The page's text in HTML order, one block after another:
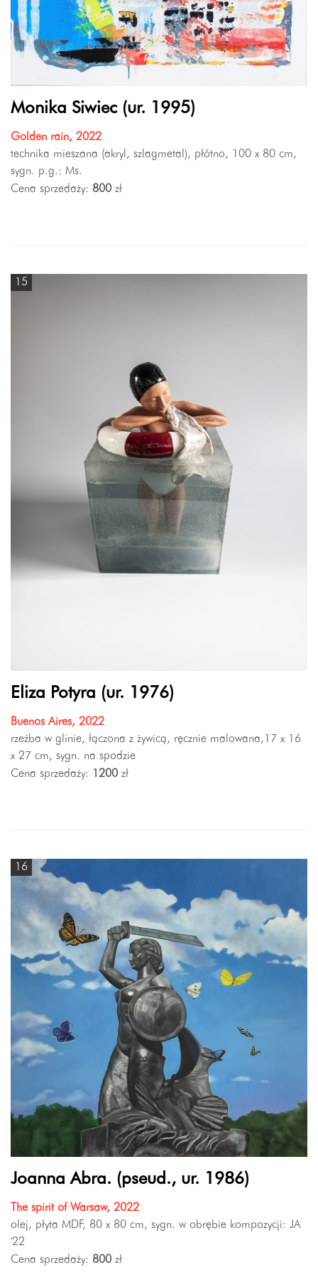
Monika Siwiec (ur. 1995)
Golden rain, 2022
technika mieszana (akryl, szlagmetal), płótno, 100 x 80 cm,
sygn. p.g.: Ms.
Cena sprzedaży: 800 zł
15
Eliza Potyra (ur. 1976)
Buenos Aires, 2022
rzeźba w glinie, łączona z żywicą, ręcznie malowana,17 x 16
x 27 cm, sygn. na spodzie
Cena sprzedaży: 1200 zł
16
Joanna Abra. (pseud., ur. 1986)
The spirit of Warsaw, 2022
olej, płyta MDF, 80 x 80 cm, sygn. w obrębie kompozycji: JA
'22
Cena sprzedaży: 800 zł